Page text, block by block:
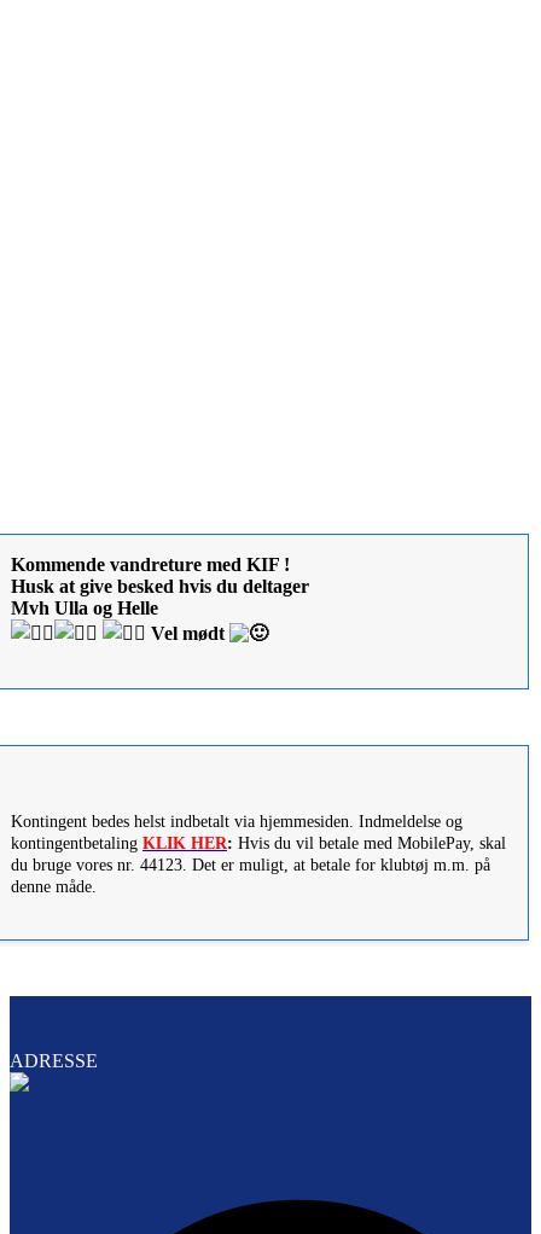
Kommende vandreture med KIF !
Husk at give besked hvis du deltager
Mvh Ulla og Helle
Vel mødt
Kontingent bedes helst indbetalt via hjemmesiden. Indmeldelse og
kontingentbetaling KLIK HER: Hvis du vil betale med MobilePay, skal
du bruge vores nr. 44123. Det er muligt, at betale for klubtøj m.m. på
denne måde.
ADRESSE